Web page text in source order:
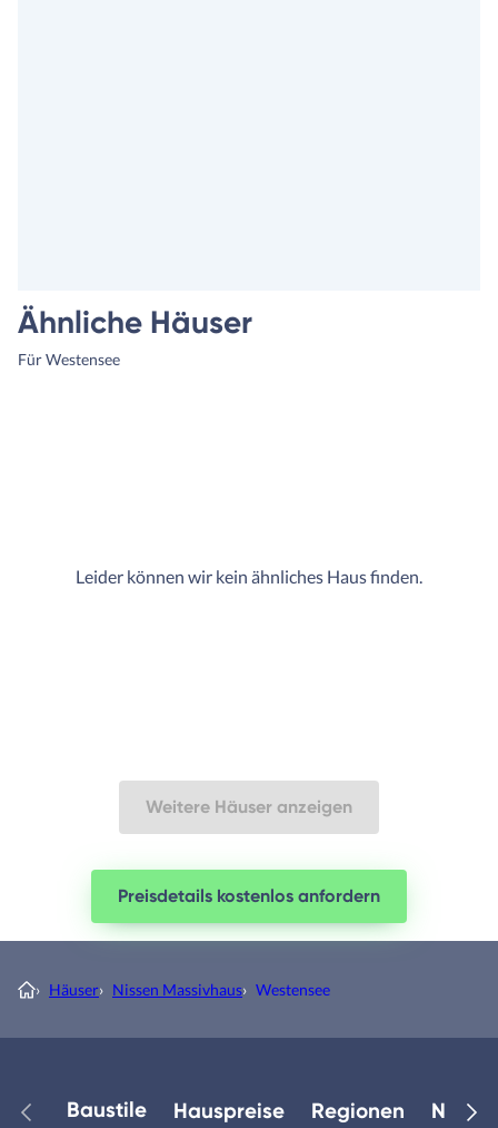
Ähnliche Häuser
Für Westensee
Leider können wir kein ähnliches Haus finden.
Weitere Häuser anzeigen
Preisdetails kostenlos anfordern
› Häuser› Nissen Massivhaus› Westensee
Baustile Hauspreise Regionen